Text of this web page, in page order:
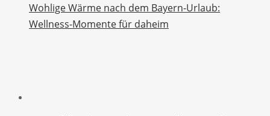
Wohlige Wärme nach dem Bayern-Urlaub:
Wellness-Momente für daheim